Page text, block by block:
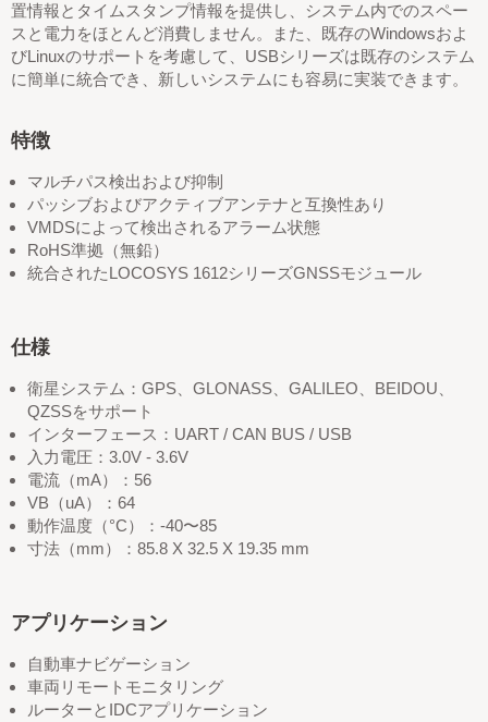
置情報とタイムスタンプ情報を提供し、システム内でのスペー
スと電力をほとんど消費しません。また、既存のWindowsおよ
びLinuxのサポートを考慮して、USBシリーズは既存のシステム
に簡単に統合でき、新しいシステムにも容易に実装できます。
特徴
マルチパス検出および抑制
パッシブおよびアクティブアンテナと互換性あり
VMDSによって検出されるアラーム状態
RoHS準拠（無鉛）
統合されたLOCOSYS 1612シリーズGNSSモジュール
仕様
衛星システム：GPS、GLONASS、GALILEO、BEIDOU、
QZSSをサポート
インターフェース：UART / CAN BUS / USB
入力電圧：3.0V - 3.6V
電流（mA）：56
VB（uA）：64
動作温度（°C）：-40〜85
寸法（mm）：85.8 X 32.5 X 19.35 mm
アプリケーション
自動車ナビゲーション
車両リモートモニタリング
ルーターとIDCアプリケーション